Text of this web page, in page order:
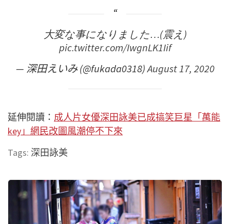
大変な事になりました…(震え)
pic.twitter.com/IwgnLK1Iif
— 深田えいみ (@fukada0318)August 17, 2020
延伸閱讀： 成人片女優深田詠美已成搞笑巨星「萬能
key」網民改圖風潮停不下來
Tags: 深田詠美